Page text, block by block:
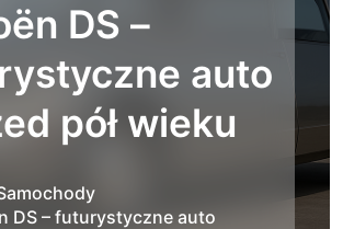
DS –
auto
pół wieku
DS – futurystyczne auto